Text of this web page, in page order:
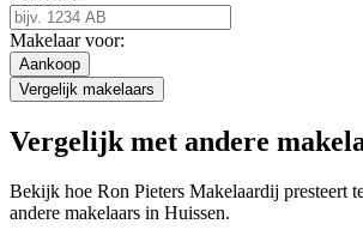
Makelaar voor:
Aankoop
Vergelijk makelaars
Vergelijk met andere
Bekijk hoe Ron Pieters Makelaardij presteert
andere makelaars in Huissen.